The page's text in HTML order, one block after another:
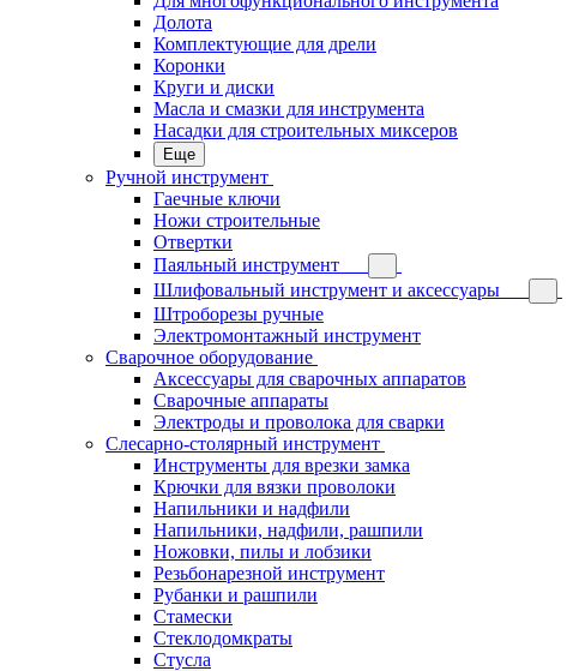
Долота
Комплектующие для дрели
Коронки
Круги и диски
Масла и смазки для инструмента
Насадки для строительных миксеров
Еще
Ручной инструмент
Гаечные ключи
Ножи строительные
Отвертки
Паяльный инструмент
Шлифовальный инструмент и аксессуары
Штроборезы ручные
Электромонтажный инструмент
Сварочное оборудование
Аксессуары для сварочных аппаратов
Сварочные аппараты
Электроды и проволока для сварки
Слесарно-столярный инструмент
Инструменты для врезки замка
Крючки для вязки проволоки
Напильники и надфили
Напильники, надфили, рашпили
Ножовки, пилы и лобзики
Резьбонарезной инструмент
Рубанки и рашпили
Стамески
Стеклодомкраты
Стусла